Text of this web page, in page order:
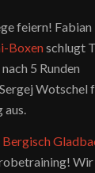
feiern! Fabian
Boxenschlugt
5 Runden
Wotschel
aus.
Wir